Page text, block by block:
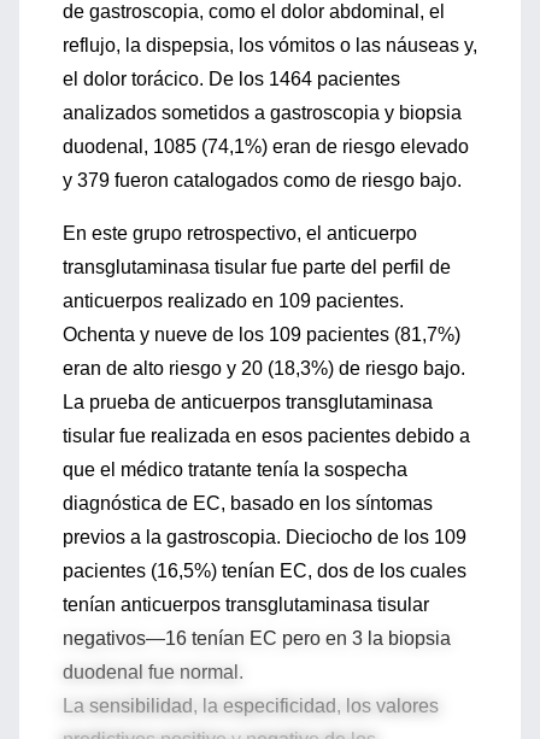
de gastroscopia, como el dolor abdominal, el
reflujo, la dispepsia, los vómitos o las náuseas y,
el dolor torácico. De los 1464 pacientes
analizados sometidos a gastroscopia y biopsia
duodenal, 1085 (74,1%) eran de riesgo elevado
y 379 fueron catalogados como de riesgo bajo.
En este grupo retrospectivo, el anticuerpo
transglutaminasa tisular fue parte del perfil de
anticuerpos realizado en 109 pacientes.
Ochenta y nueve de los 109 pacientes (81,7%)
eran de alto riesgo y 20 (18,3%) de riesgo bajo.
La prueba de anticuerpos transglutaminasa
tisular fue realizada en esos pacientes debido a
que el médico tratante tenía la sospecha
diagnóstica de EC, basado en los síntomas
previos a la gastroscopia. Dieciocho de los 109
pacientes (16,5%) tenían EC, dos de los cuales
tenían anticuerpos transglutaminasa tisular
negativos—16 tenían EC pero en 3 la biopsia
duodenal fue normal.
La sensibilidad, la especificidad, los valores